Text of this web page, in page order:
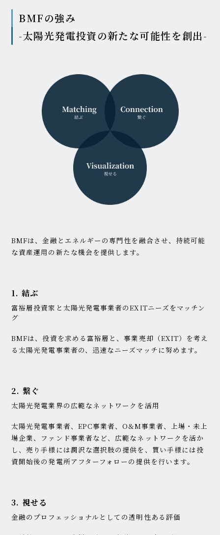
BMFの強み
-太陽光発電投資の新たな可能性を創出-
BMFは、金融とエネルギーの専門性を融合させ、持続可能
な資産運用の新たな機会を提供します。
1. 結ぶ
富裕層投資家と太陽光発電事業者のEXITニーズをマッチン
グ
BMFは、投資を求める富裕層と、事業売却（EXIT）を考え
る太陽光発電事業者の、迅速なニーズマッチに努めます。
2. 繋ぐ
太陽光発電業界の広範なネットワークを活用
太陽光発電事業者、EPC事業者、O&M事業者、上場・未上
場企業、ファンド事業者など、広範なネットワークを活か
し、売り手様には潤沢な選択肢の提供を、買い手様には投
資開始後の発電所アフターフォローの提供を行います。
3. 視せる
金融のプロフェッショナルとしての透明性ある評価